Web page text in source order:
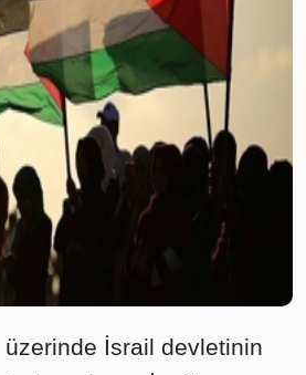
üzerinde İsrail devletinin